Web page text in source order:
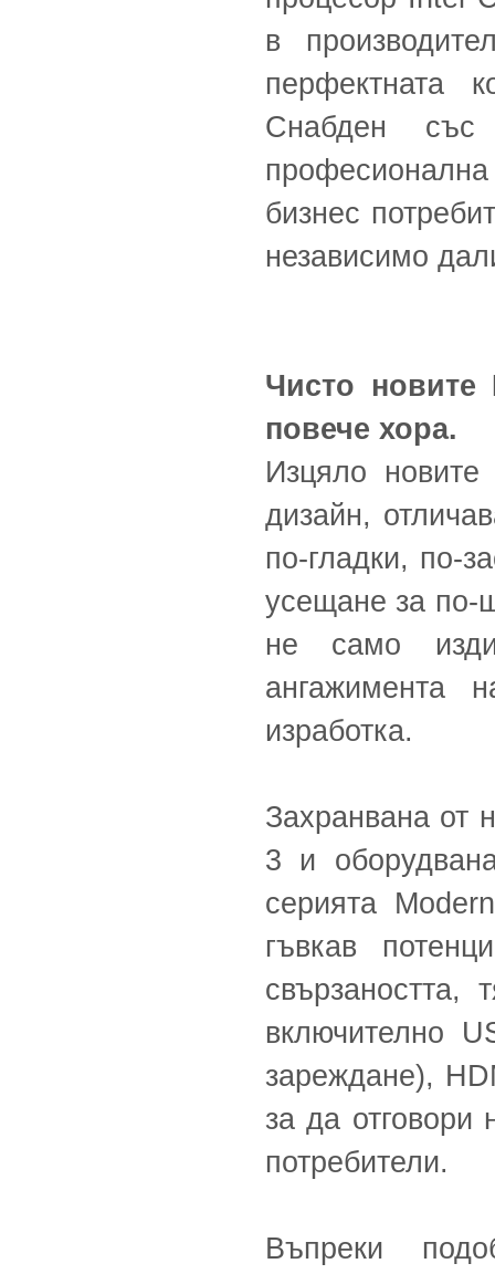
в
перфектната
Снабден със
бизнес
независимо
Чисто
повече хора.
Изцяло
дизайн,
по-гладки, по-
усещане за по-
не само
ангажимента
изработка.
Захранвана от
3 и
серията
гъвкав
свързаността,
включително
зареждане),
за да отговори
потребители.
Въпреки